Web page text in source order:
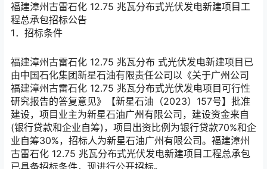
福建漳州古雷石化 12.75 兆瓦分布式光伏发电新建项目工
程总承包招标公告
1．招标条件
福建漳州古雷石化 12.75 兆瓦分布 式光伏发电新建项目已
由中国石化集团新星石油有限责任公司以《关于广州公司
福建漳州古雷石化 12.75 兆瓦分布式光伏发电项目可行性
研究报告的答复意见》【新星石油（2023）157号】批准
建设，项目业主为新星石油广州有限公司，建设资金来自
(银行贷款和企业自筹)，项目出资比例为银行贷款70%和企
业自筹30%，招标人为新星石油广州有限公司。福建漳州
古雷石化 12.75 兆瓦分布式光伏发电新建项目工程总承包